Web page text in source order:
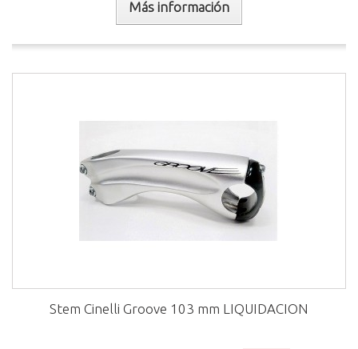
Más información
Stem Cinelli Groove 103 mm LIQUIDACION